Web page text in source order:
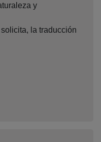
y
la traducción
nueva